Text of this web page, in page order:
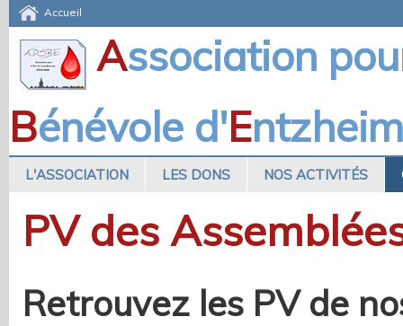
Accueil
Association
Bénévole d'Entzheim
L'ASSOCIATION LES DONS NOS ACTIVITÉS
PV des
Retrouvez les PV de